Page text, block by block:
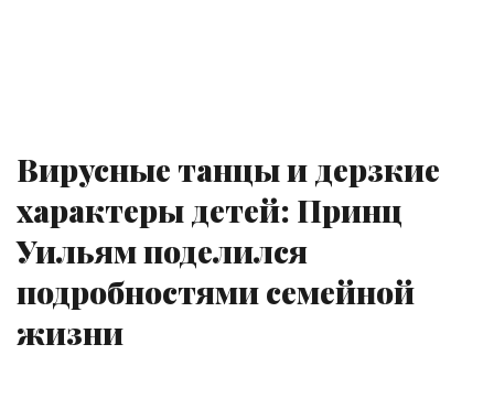
Вирусные танцы и дерзкие
характеры детей: Принц
Уильям поделился
подробностями семейной
жизни